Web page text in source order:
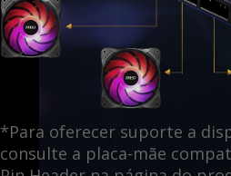
*Para oferecer suporte a
consulte a placa-mãe